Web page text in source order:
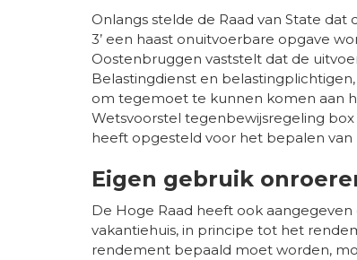
Onlangs stelde de Raad van State
3’ een haast onuitvoerbare opgave
Oostenbruggen vaststelt dat de
Belastingdienst en
om tegemoet te kunnen komen aan
Wetsvoorstel tegenbewijsregeling
heeft opgesteld voor het bepalen
Eigen gebruik
De Hoge Raad heeft ook
vakantiehuis, in principe tot het
rendement bepaald moet worden,